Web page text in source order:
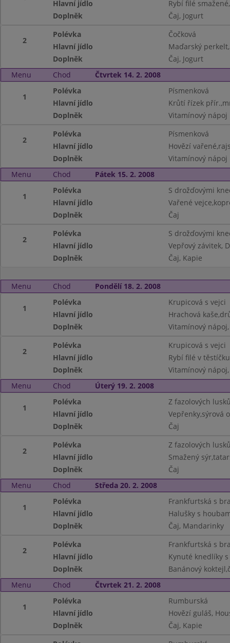
Hlavní jídlo
Rybí filé
Doplněk
Čaj, Jogurt
2
Polévka
Čočková
Hlavní jídlo
Maďarský
Doplněk
Čaj, Jogurt
Menu
Chod Čtvrtek 14. 2. 2008
1
Polévka
Písmenková
Hlavní jídlo
Krůtí řízek
Doplněk
Vitamínový nápoj
2
Polévka
Písmenková
Hlavní jídlo
Hovězí
Doplněk
Vitamínový nápoj
Menu
Chod Pátek 15. 2. 2008
1
Polévka
S drožďovými
Hlavní jídlo
Vařené
Doplněk
Čaj
2
Polévka
S drožďovými
Hlavní jídlo
Vepřový závitek,
Doplněk
Čaj, Kapie
Menu Chod Pondělí 18. 2. 2008
1
Polévka
Krupicová s vejci
Hlavní jídlo
Hrachová
Doplněk
Vitamínový
2
Polévka
Krupicová s vejci
Hlavní jídlo
Rybí filé v
Doplněk
Vitamínový
Menu
Chod Úterý 19. 2. 2008
1
Polévka
Z fazolových
Hlavní jídlo
Vepřenky,sýrová
Doplněk
Čaj
2
Polévka
Z fazolových
Hlavní jídlo
Smažený
Doplněk
Čaj
Menu
Chod Středa 20. 2. 2008
1
Polévka
Frankfurtská s
Hlavní jídlo
Halušky s
Doplněk
Čaj, Mandarinky
2
Polévka
Frankfurtská s
Hlavní jídlo
Kynuté knedlíky
Doplněk
Banánový
Menu
Chod Čtvrtek 21. 2. 2008
1
Polévka
Rumburská
Hlavní jídlo
Hovězí guláš,
Doplněk
Čaj, Kapie